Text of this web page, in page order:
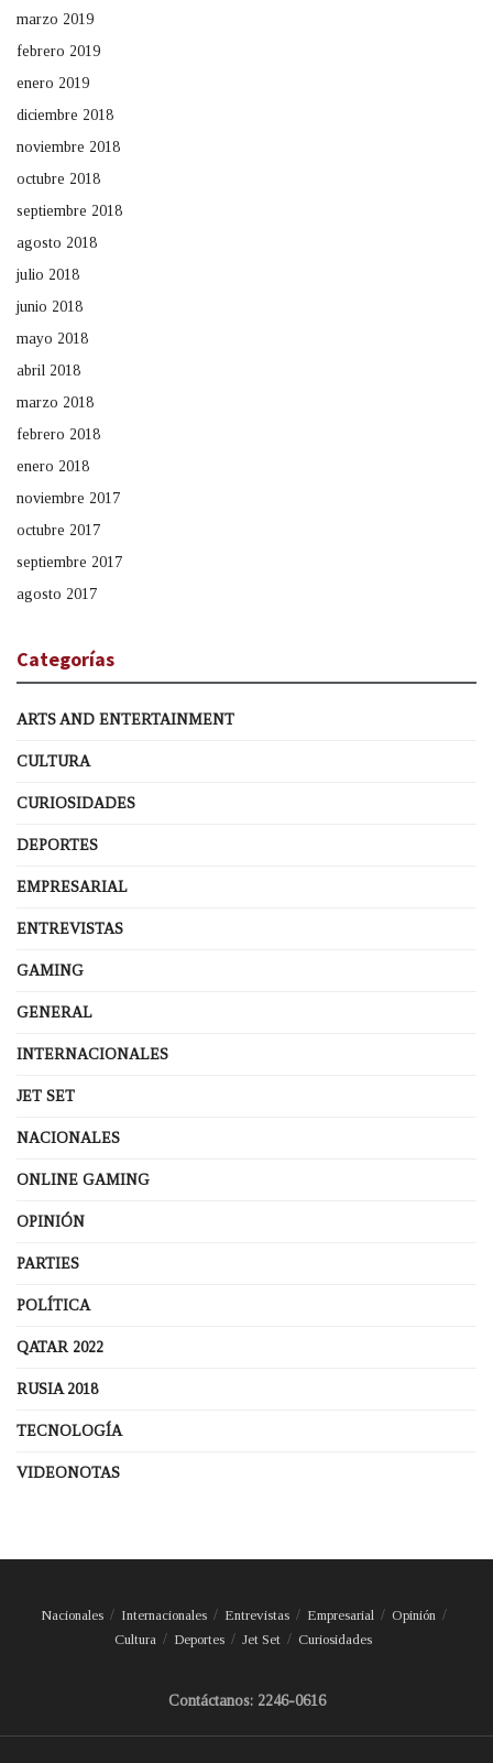
marzo 2019
febrero 2019
enero 2019
diciembre 2018
noviembre 2018
octubre 2018
septiembre 2018
agosto 2018
julio 2018
junio 2018
mayo 2018
abril 2018
marzo 2018
febrero 2018
enero 2018
noviembre 2017
octubre 2017
septiembre 2017
agosto 2017
Categorías
ARTS AND ENTERTAINMENT
CULTURA
CURIOSIDADES
DEPORTES
EMPRESARIAL
ENTREVISTAS
GAMING
GENERAL
INTERNACIONALES
JET SET
NACIONALES
ONLINE GAMING
OPINIÓN
PARTIES
POLÍTICA
QATAR 2022
RUSIA 2018
TECNOLOGÍA
VIDEONOTAS
Nacionales Internacionales Entrevistas Empresarial
Opinión
Cultura
Deportes Jet Set Curiosidades
Contáctanos: 2246-0616